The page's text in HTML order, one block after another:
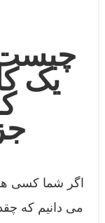
یک
اگر شما کسی
می دانیم که